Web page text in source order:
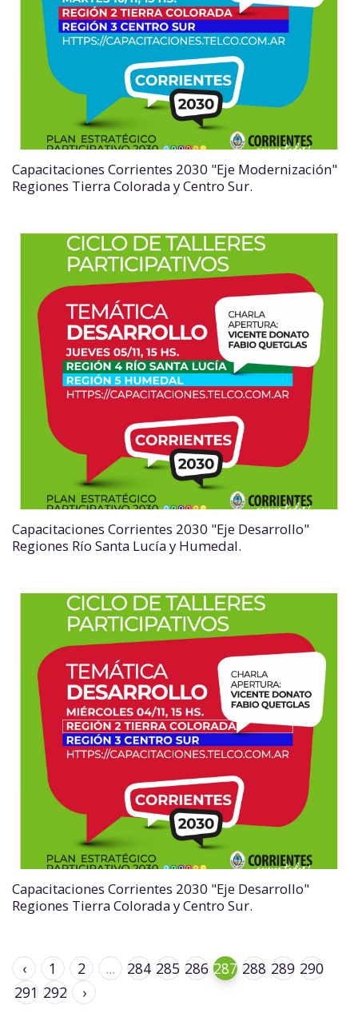
Capacitaciones Corrientes 2030 "Eje Modernización"
Regiones Tierra Colorada y Centro Sur.
Capacitaciones Corrientes 2030 "Eje Desarrollo"
Regiones Río Santa Lucía y Humedal.
Capacitaciones Corrientes 2030 "Eje Desarrollo"
Regiones Tierra Colorada y Centro Sur.
‹ 1 2 ... 284 285 286 287 288 289 290
291 292 ›